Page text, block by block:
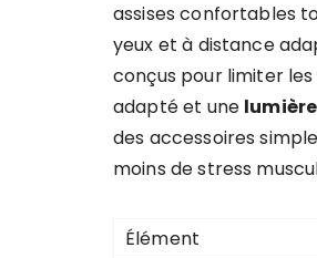
assises confortables
yeux et à distance
conçus pour limiter
adapté et une
des accessoires
moins de stress
Élément